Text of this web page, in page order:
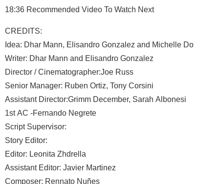
18:36 Recommended Video To Watch Next
CREDITS:
Idea: Dhar Mann, Elisandro Gonzalez and Michelle Do
Writer: Dhar Mann and Elisandro Gonzalez
Director / Cinematographer:Joe Russ
Senior Manager: Ruben Ortiz, Tony Corsini
Assistant Director:Grimm December, Sarah Albonesi
1st AC -Fernando Negrete
Script Supervisor:
Story Editor:
Editor: Leonita Zhdrella
Assistant Editor: Javier Martinez
Composer: Rennato Nuñes